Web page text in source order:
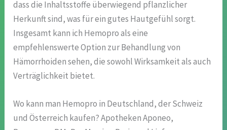
dass die Inhaltsstoffe überwiegend pflanzlicher
Herkunft sind, was für ein gutes Hautgefühl sorgt.
Insgesamt kann ich Hemopro als eine
empfehlenswerte Option zur Behandlung von
Hämorrhoiden sehen, die sowohl Wirksamkeit als auch
Verträglichkeit bietet.
Wo kann man Hemopro in Deutschland, der Schweiz
und Österreich kaufen? Apotheken Aponeo,